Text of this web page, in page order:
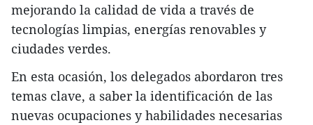
mejorando la calidad de vida a través de
tecnologías limpias, energías renovables y
ciudades verdes.
En esta ocasión, los delegados abordaron tres
temas clave, a saber la identificación de las
nuevas ocupaciones y habilidades necesarias